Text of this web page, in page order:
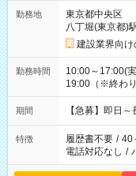
勤務地
東京都中央区
八丁堀(東京都)
建設業界向
勤務時間
10:00～17:00(
19:00（※終わ
期間 【急募】即日
特徴 履歴書不要 / 40
電話対応なし /